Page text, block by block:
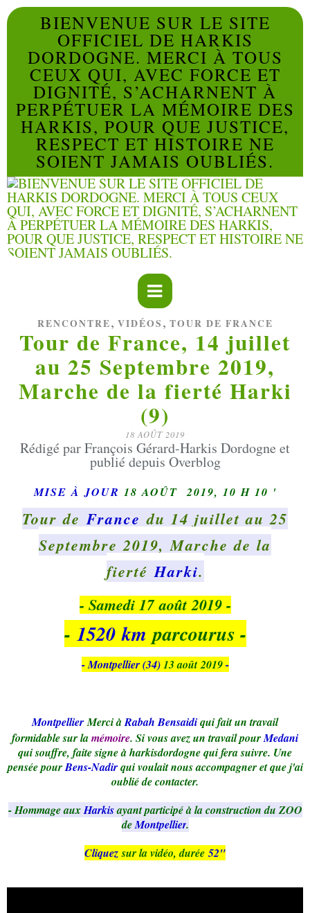
BIENVENUE SUR LE SITE
OFFICIEL DE HARKIS
DORDOGNE. MERCI À TOUS
CEUX QUI, AVEC FORCE ET
DIGNITÉ, S’ACHARNENT À
PERPÉTUER LA MÉMOIRE DES
HARKIS, POUR QUE JUSTICE,
RESPECT ET HISTOIRE NE
SOIENT JAMAIS OUBLIÉS.
RENCONTRE, VIDÉOS , TOUR DE FRANCE
Tour de France, 14 juillet
au 25 Septembre 2019,
Marche de la fierté Harki
(9)
18 AOÛT 2019
Rédigé par François Gérard-Harkis Dordogne et
publié depuis Overblog
MISE À JOUR 18 AOÛT 2019, 10 H 10 '
Tour deFrance du 14 juillet au 25
Septembre 2019, Marche de la
fiertéHarki.
- Samedi 17 août 2019 -
- 1520 kmparcourus -
- Montpellier (34)13août2019-
MontpellierMerci àRabah Bensaidiqui fait un travail
formidable sur lamémoire. Si vous avez un travail pourMedani
qui souffre, faite signe àharkisdordogne qui fera suivre. Une
pensée pourBens-Nadirqui voulait nous accompagner et que j'ai
oublié de contacter.
- Hommage auxHarkisayant participé à la construction du ZOO
deMontpellier.
Cliquezsur la vidéo, durée 52"